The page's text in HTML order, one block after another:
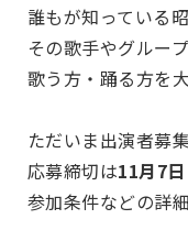
誰もが知っている
その歌手やグルー
歌う方・踊る方を
ただいま出演者募
応募締切は11月7
参加条件などの詳